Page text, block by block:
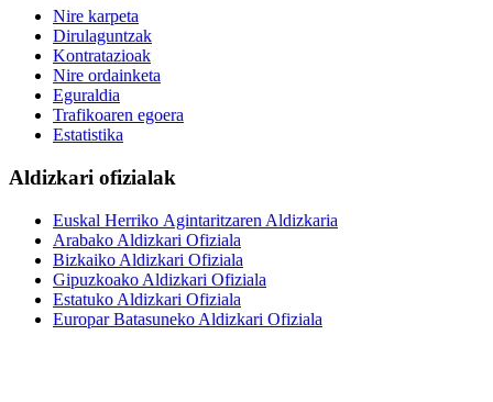
Nire karpeta
Dirulaguntzak
Kontratazioak
Nire ordainketa
Eguraldia
Trafikoaren egoera
Estatistika
Aldizkari ofizialak
Euskal Herriko Agintaritzaren Aldizkaria
Arabako Aldizkari Ofiziala
Bizkaiko Aldizkari Ofiziala
Gipuzkoako Aldizkari Ofiziala
Estatuko Aldizkari Ofiziala
Europar Batasuneko Aldizkari Ofiziala